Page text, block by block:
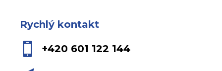
Rychlý kontakt
+420 601 122 144